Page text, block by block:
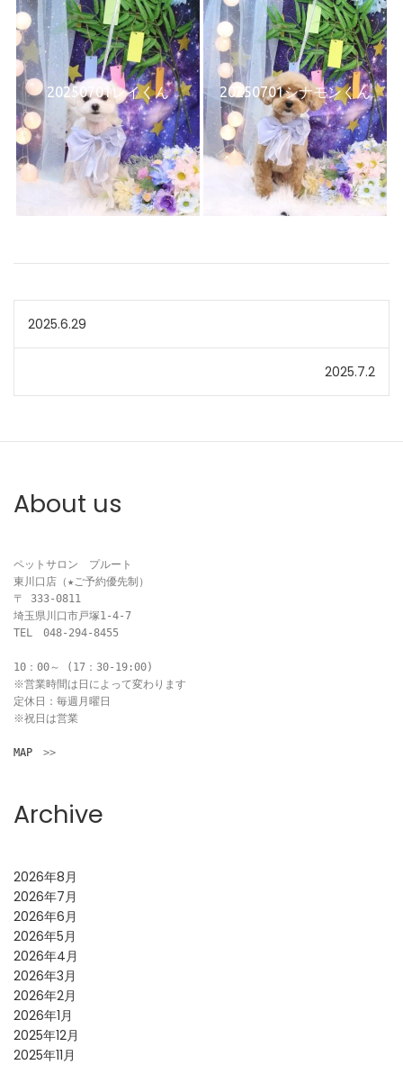
20250701レイくん 20250701シナモンくん
投
稿
ナ
ビ
ー
シ
ョ
ン
2025.6.29
2025.7.2
About us
ペットサロン　プルート
東川口店（★ご予約優先制）
〒 333-0811
埼玉県川口市戸塚1-4-7
TEL　048-294-8455
10：00～ (17：30-19:00)
※営業時間は日によって変わります
定休日：毎週月曜日
※祝日は営業
MAP >>
Archive
2026年8月
2026年7月
2026年6月
2026年5月
2026年4月
2026年3月
2026年2月
2026年1月
2025年12月
2025年11月